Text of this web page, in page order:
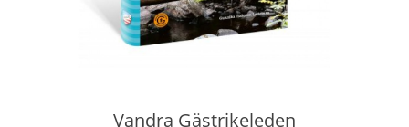
Vandra Gästrikeleden